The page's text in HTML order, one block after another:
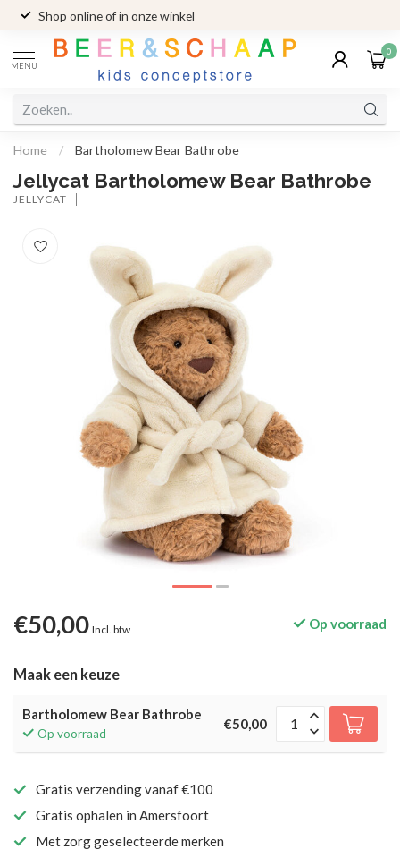
Shop online of in onze winkel
MENU
0
Home / Bartholomew Bear Bathrobe
Jellycat Bartholomew Bear Bathrobe
JELLYCAT
€50,00 Incl. btw Op voorraad
Maak een keuze
Bartholomew Bear Bathrobe
Op voorraad
€50,00
Gratis verzending vanaf €100
Gratis ophalen in Amersfoort
Met zorg geselecteerde merken